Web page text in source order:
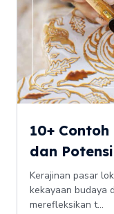
10+
dan
Kerajinan pasar
kekayaan budaya
merefleksikan t...